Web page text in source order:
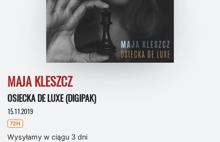
MAJA KLESZCZ
OSIECKA DE LUXE (DIGIPAK)
15.11.2019
72H
Wysyłamy w ciągu 3 dni